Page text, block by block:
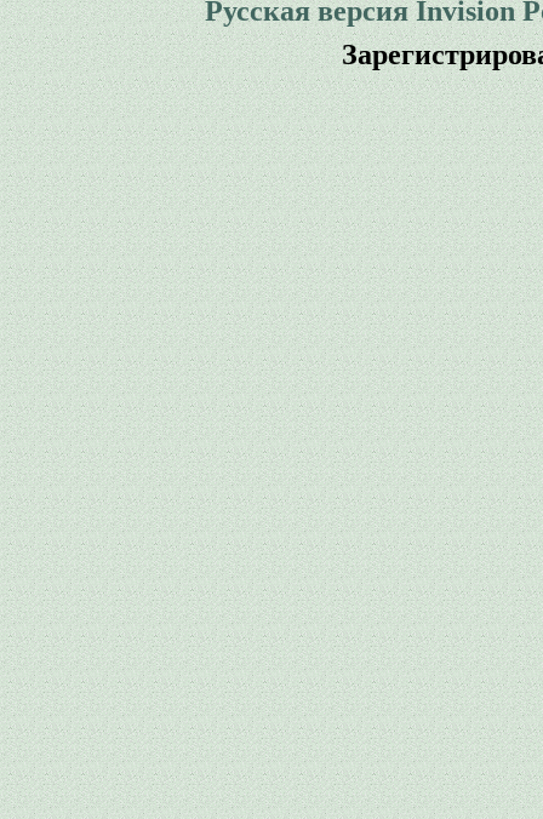
Русская версия Invision